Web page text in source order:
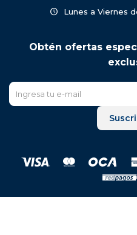
Lunes a Viernes
Obtén ofertas